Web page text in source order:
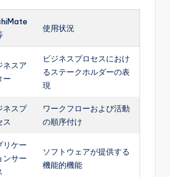
使用状況
ネスア
ー
ビジネスプロセスにおけ
るステークホルダーの表
現
ネスプ
ス
ワークフローおよび活動
の順序付け
リケー
ンサー
ソフトウェアが提供する
機能的機能